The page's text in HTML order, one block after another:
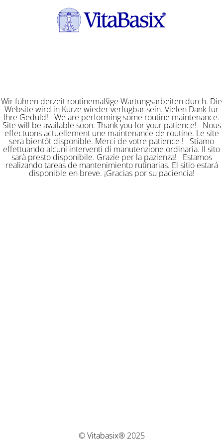
Wir führen derzeit routinemäßige Wartungsarbeiten durch. Die
Website wird in Kürze wieder verfügbar sein. Vielen Dank für
Ihre Geduld! We are performing some routine maintenance.
Site will be available soon. Thank you for your patience! Nous
effectuons actuellement une maintenance de routine. Le site
sera bientôt disponible. Merci de votre patience ! Stiamo
effettuando alcuni interventi di manutenzione ordinaria. Il sito
sarà presto disponibile. Grazie per la pazienza! Estamos
realizando tareas de mantenimiento rutinarias. El sitio estará
disponible en breve. ¡Gracias por su paciencia!
© Vitabasix® 2025